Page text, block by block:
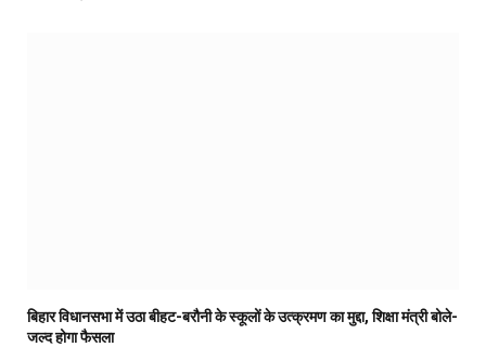
बिहार विधानसभा में उठा बीहट-बरौनी के स्कूलों के उत्क्रमण का मुद्दा, शिक्षा मंत्री बोले-
जल्द होगा फैसला